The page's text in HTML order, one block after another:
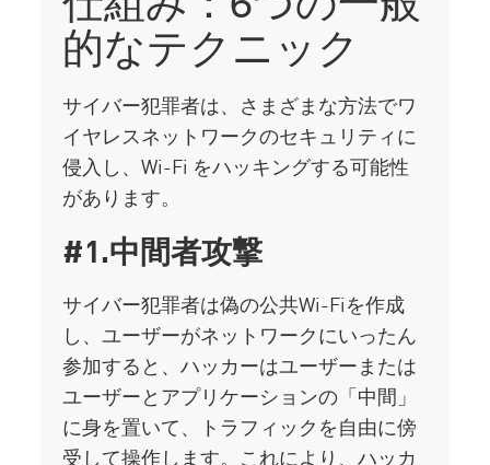
的なテクニック
サイバー犯罪者は、さまざまな方法でワ
イヤレスネットワークのセキュリティに
侵入し、Wi-Fi をハッキングする可能性
があります。
#1.中間者攻撃
サイバー犯罪者は偽の公共Wi-Fiを作成
し、ユーザーがネットワークにいったん
参加すると、ハッカーはユーザーまたは
ユーザーとアプリケーションの「中間」
に身を置いて、トラフィックを自由に傍
受して操作します。これにより、ハッカ